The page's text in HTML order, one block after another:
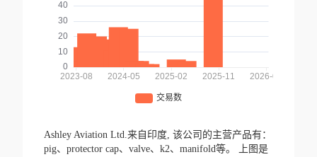
Ashley Aviation Ltd.来自印度, 该公司的主营产品有：
pig、protector cap、valve、k2、manifold等。
上图是